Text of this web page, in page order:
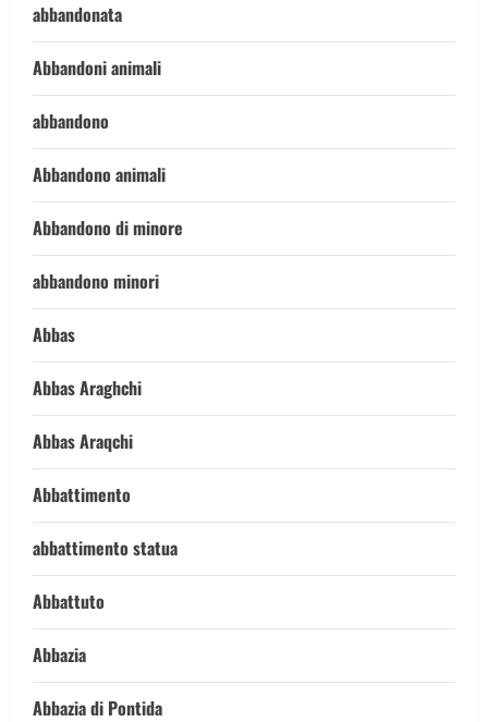
abbandonata
Abbandoni animali
abbandono
Abbandono animali
Abbandono di minore
abbandono minori
Abbas
Abbas Araghchi
Abbas Araqchi
Abbattimento
abbattimento statua
Abbattuto
Abbazia
Abbazia di Pontida